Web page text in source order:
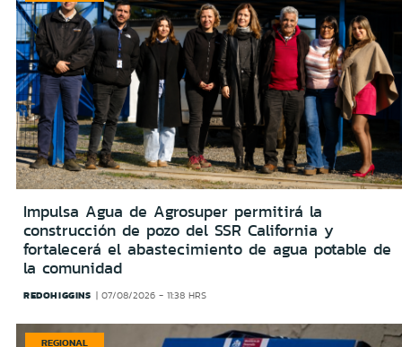
Impulsa Agua de Agrosuper permitirá la
construcción de pozo del SSR California y
fortalecerá el abastecimiento de agua potable de
la comunidad
REDOHIGGINS 07/08/2026 - 11:38 HRS
REGIONAL